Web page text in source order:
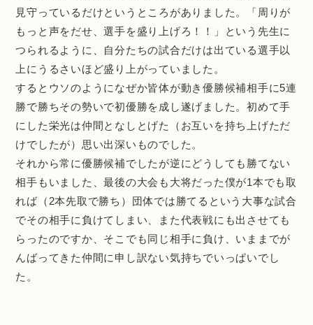
見守っているだけというところがありました。「周りが
もっと声をだせ、選手を盛り上げろ！！」という先生に
つられるように、自分たちの試合だけは出ている選手以
上にうるさいほど盛り上がっていました。
するとウソのようになぜか皆体が動き優勝候補相手に5連
勝で勝ちその勢いで初優勝を成し遂げました。初めて手
にした栄光は仲間となしとげた（お互いを持ち上げただ
けでしたが）思い出深いものでした。
それから常に優勝候補でしたが逆にどうしても勝てない
相手もいました、最後の大会も大将だった僕が1本でも取
れば（2本先取で勝ち）団体では勝てるという大事な試合
でその相手に負けてしまい、また代表戦にも出させても
らったのですか、そこでも同じ相手に負け、いままでが
んばってきた仲間に申し訳ない気持ちでいっぱいでし
た。